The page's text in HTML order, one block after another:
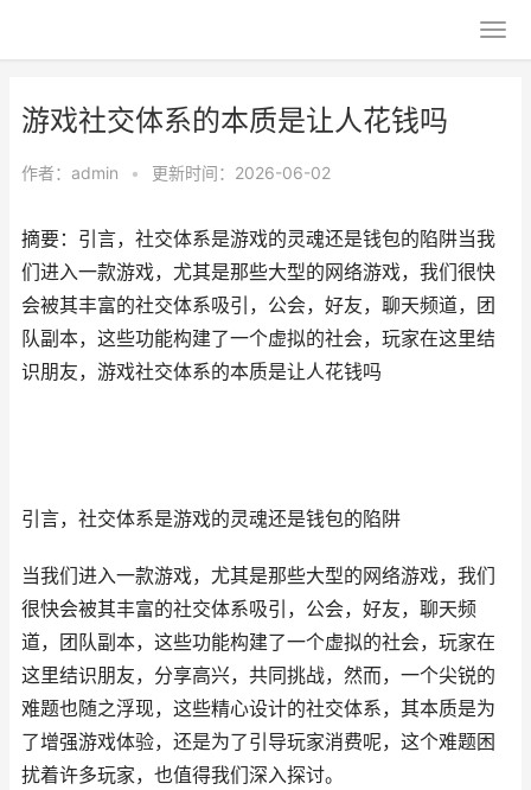
游戏社交体系的本质是让人花钱吗
作者： admin • 更新时间：2026-06-02
摘要：引言，社交体系是游戏的灵魂还是钱包的陷阱当我
们进入一款游戏，尤其是那些大型的网络游戏，我们很快
会被其丰富的社交体系吸引，公会，好友，聊天频道，团
队副本，这些功能构建了一个虚拟的社会，玩家在这里结
识朋友，游戏社交体系的本质是让人花钱吗
引言，社交体系是游戏的灵魂还是钱包的陷阱
当我们进入一款游戏，尤其是那些大型的网络游戏，我们
很快会被其丰富的社交体系吸引，公会，好友，聊天频
道，团队副本，这些功能构建了一个虚拟的社会，玩家在
这里结识朋友，分享高兴，共同挑战，然而，一个尖锐的
难题也随之浮现，这些精心设计的社交体系，其本质是为
了增强游戏体验，还是为了引导玩家消费呢，这个难题困
扰着许多玩家，也值得我们深入探讨。